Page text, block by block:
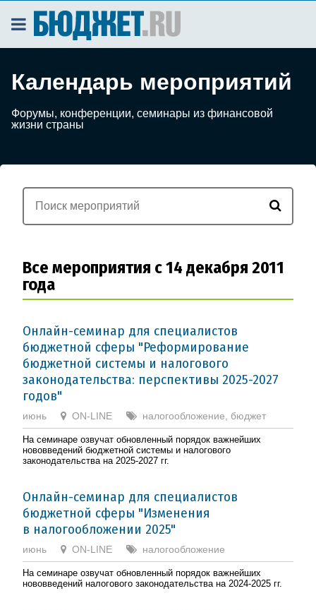
Календарь мероприятий
Форумы, конференции, семинары из финансовой
жизни страны
Все мероприятия с 14 декабря 2011
года
Онлайн-семинар для специалистов
бюджетной сферы "Реформирование
бюджетной системы и налогового
законодательства: перспективы 2025-2027
годов"
июнь ON-LINE налогообложение, бюджет
На семинаре озвучат обновленный порядок важнейших
нововведений бюджетной системы и налогового
законодательства на 2025-2027 гг.
Онлайн-семинар для специалистов
бюджетной сферы "Изменения
в налогообложении 2025"
июнь ON-LINE налогообложение
На семинаре озвучат обновленный порядок важнейших
нововведений налогового законодательства на 2024-2025 гг.